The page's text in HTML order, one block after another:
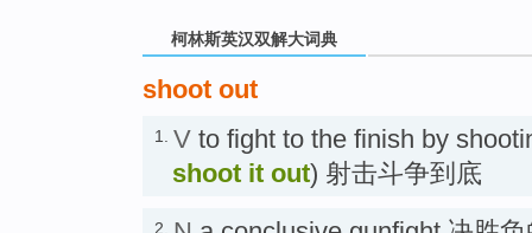
柯林斯英汉双解大词典
shoot out
1. V to fight to the finish by
shoot it out) 射击斗争到底
2.